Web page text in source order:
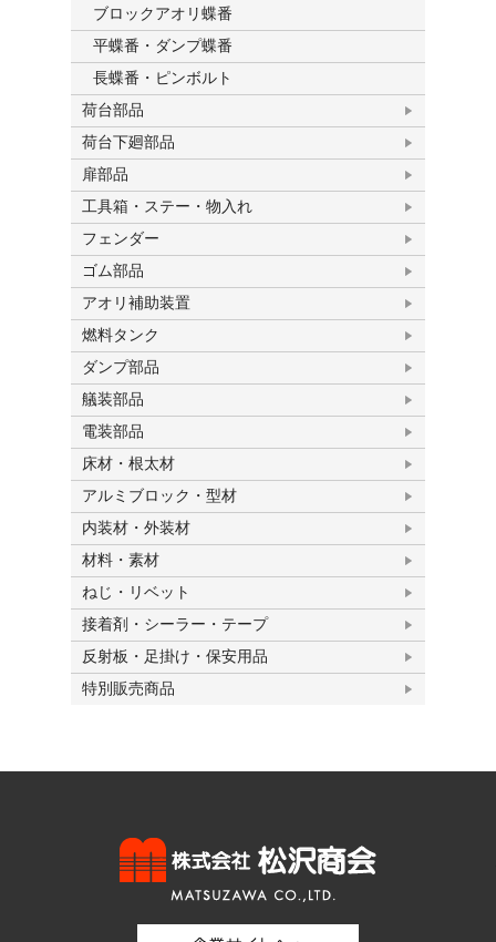
ブロックアオリ蝶番
平蝶番・ダンプ蝶番
長蝶番・ピンボルト
荷台部品
荷台下廻部品
扉部品
工具箱・ステー・物入れ
フェンダー
ゴム部品
アオリ補助装置
燃料タンク
ダンプ部品
艤装部品
電装部品
床材・根太材
アルミブロック・型材
内装材・外装材
材料・素材
ねじ・リベット
接着剤・シーラー・テープ
反射板・足掛け・保安用品
特別販売商品